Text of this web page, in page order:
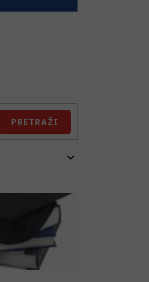
PRETRAŽI